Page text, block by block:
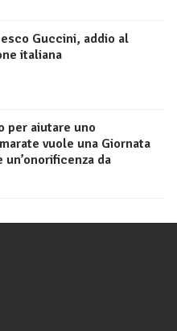
Guccini, addio al
italiana
per aiutare uno
vuole una Giornata
da